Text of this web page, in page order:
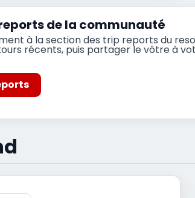
de la communauté
à la section des trip reports du
récents, puis partager le vôtre à